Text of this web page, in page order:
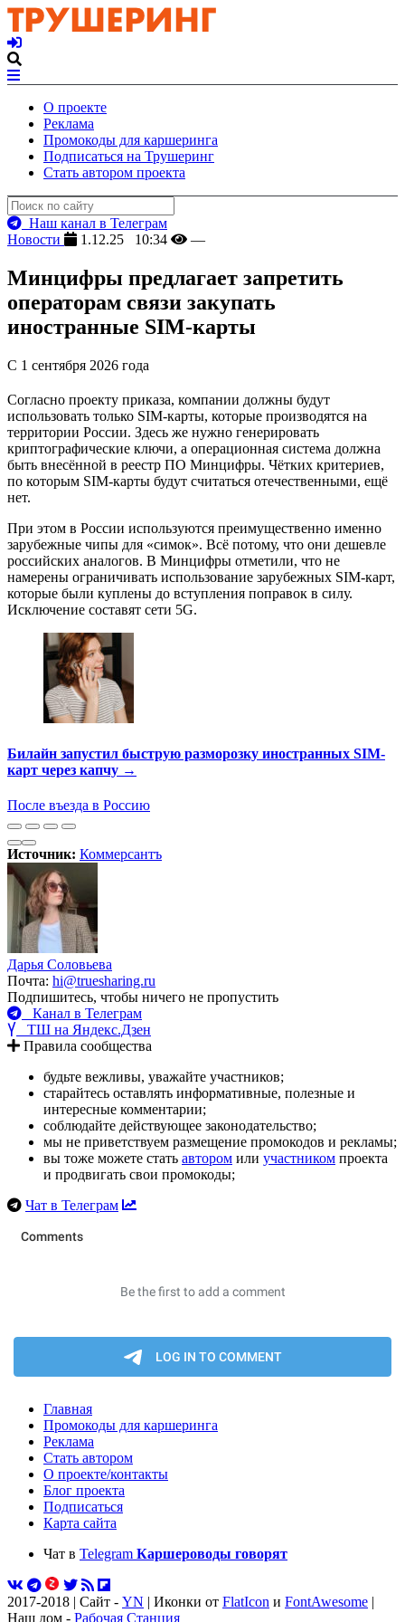
О проекте
Реклама
Промокоды для каршеринга
Подписаться на Трушеринг
Стать автором проекта
Наш канал в Телеграм
Новости
1.12.25 10:34 —
Минцифры предлагает запретить
операторам связи закупать
иностранные SIM-карты
С 1 сентября 2026 года
Согласно проекту приказа, компании должны будут
использовать только SIM-карты, которые производятся на
территории России. Здесь же нужно генерировать
криптографические ключи, а операционная система должна
быть внесённой в реестр ПО Минцифры. Чётких критериев,
по которым SIM-карты будут считаться отечественными, ещё
нет.
При этом в России используются преимущественно именно
зарубежные чипы для «симок». Всё потому, что они дешевле
российских аналогов. В Минцифры отметили, что не
намерены ограничивать использование зарубежных SIM-карт,
которые были куплены до вступления поправок в силу.
Исключение составят сети 5G.
Билайн запустил быструю разморозку иностранных SIM-
карт через капчу →
После въезда в Россию
Источник: Коммерсантъ
Дарья Соловьева
Почта: hi@truesharing.ru
Подпишитесь, чтобы ничего не пропустить
Канал в Телеграм
ТШ на Яндекс.Дзен
Правила сообщества
будьте вежливы, уважайте участников;
старайтесь оставлять информативные, полезные и
интересные комментарии;
соблюдайте действующее законодательство;
мы не приветствуем размещение промокодов и рекламы;
вы тоже можете стать автором или участником проекта
и продвигать свои промокоды;
Чат в Телеграм
Главная
Промокоды для каршеринга
Реклама
Стать автором
О проекте/контакты
Блог проекта
Подписаться
Карта сайта
Чат в Telegram Каршероводы говорят
2017-2018 | Сайт - YN | Иконки от FlatIcon и FontAwesome |
Наш дом - Рабочая Станция